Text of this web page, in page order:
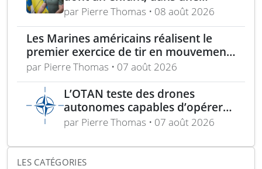
attaque russe par missile
balistique sur Kiev – Deux
raffineries russes visées par
l’Ukraine
par Pierre Thomas • 08 août 2026
Les Marines américains réalisent le
premier exercice de tir en mouvement
avec tir de couverture à Okinawa
par Pierre Thomas • 07 août 2026
L’OTAN teste des drones
autonomes capables d’opérer
sans GPS pour mission de
par Pierre Thomas • 07 août 2026
LES CATÉGORIES